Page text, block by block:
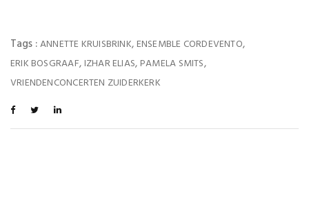
Tags :ANNETTE KRUISBRINK, ENSEMBLE CORDEVENTO,
ERIK BOSGRAAF, IZHAR ELIAS, PAMELA SMITS,
VRIENDENCONCERTEN ZUIDERKERK